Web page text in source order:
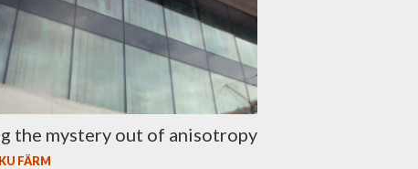
the mystery out of anisotropy
FÄRM